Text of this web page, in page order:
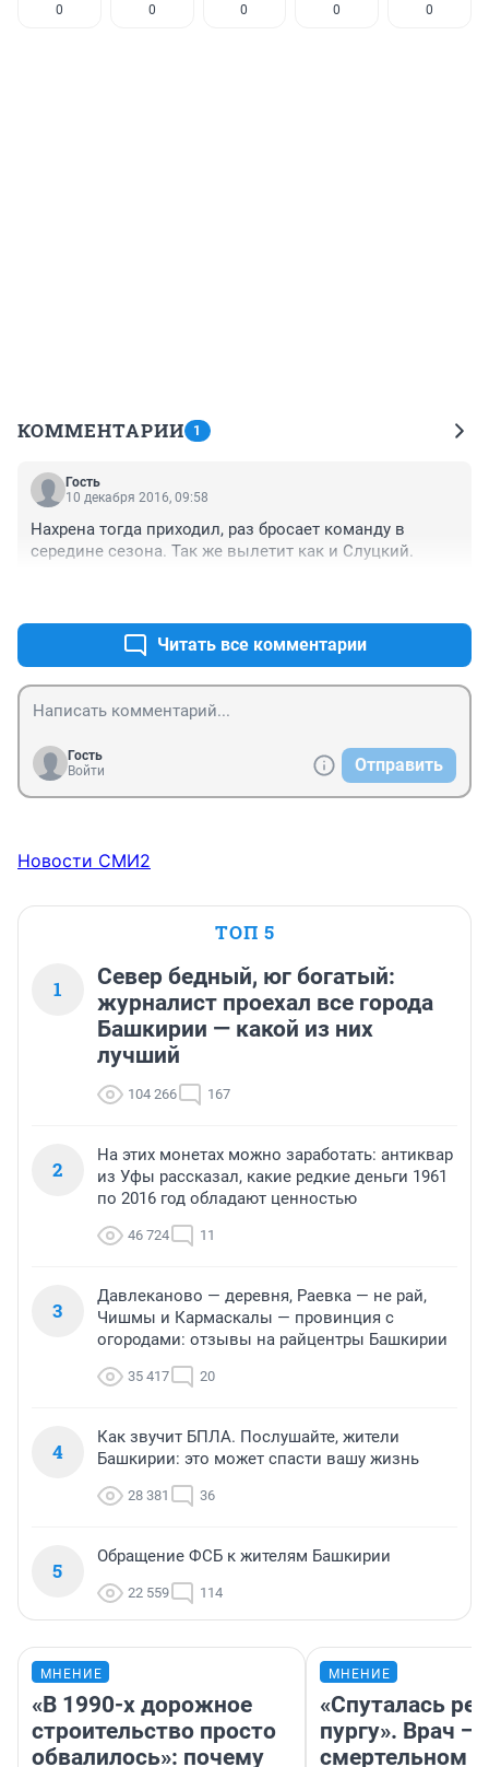
0 0 0 0 0
КОММЕНТАРИИ 1
Гость
10 декабря 2016, 09:58
Нахрена тогда приходил, раз бросает команду в
середине сезона. Так же вылетит как и Слуцкий.
Читать все комментарии
Гость
Войти
Отправить
Новости СМИ2
ТОП 5
1
Север бедный, юг богатый:
журналист проехал все города
Башкирии — какой из них
лучший
104 266 167
2
На этих монетах можно заработать: антиквар
из Уфы рассказал, какие редкие деньги 1961
по 2016 год обладают ценностью
46 724 11
3
Давлеканово — деревня, Раевка — не рай,
Чишмы и Кармаскалы — провинция с
огородами: отзывы на райцентры Башкирии
35 417 20
4
Как звучит БПЛА. Послушайте, жители
Башкирии: это может спасти вашу жизнь
28 381 36
5
Обращение ФСБ к жителям Башкирии
22 559 114
МНЕНИЕ
«В 1990-х дорожное
строительство просто
обвалилось»: почему
МНЕНИЕ
«Спуталась
пургу». Врач —
смертельном